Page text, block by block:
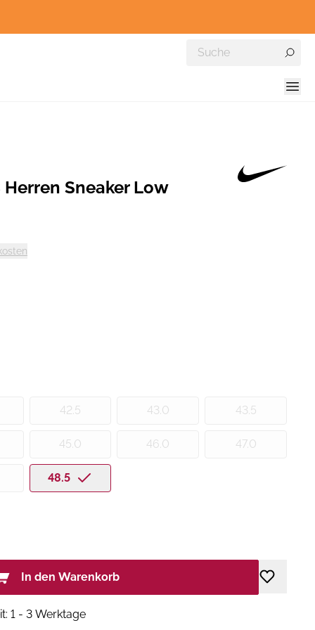
Herren Sneaker Low
42.5 43.0 43.5
45.0 46.0 47.0
48.5
In den Warenkorb
1 - 3 Werktage